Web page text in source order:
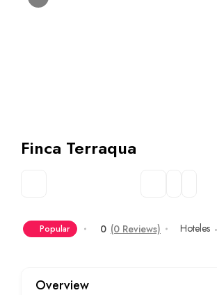
Finca Terraqua
Popular 0 (0 Reviews) Hoteles
Overview